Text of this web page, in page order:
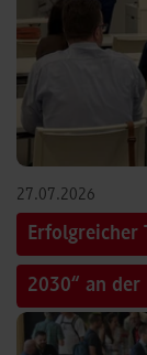
27.07.2026
Erfolgreicher
2030“ an